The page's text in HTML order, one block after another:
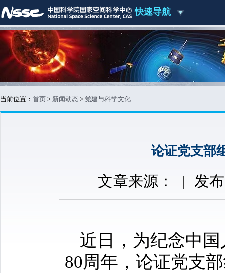
快速导航
当前位置： 首页 > 新闻动态 > 党建与科学文化
论证党支部
文章来源： | 发
近日，为纪念中
80周年，论证党支